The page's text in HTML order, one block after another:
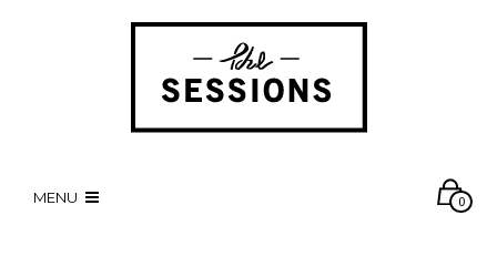
MENU 0